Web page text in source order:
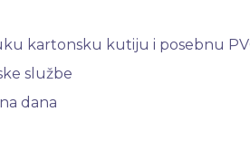
kartonsku kutiju i posebnu
službe
dana